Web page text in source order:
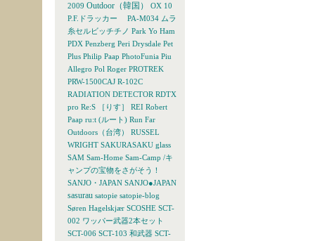
2009 Outdoor（韓国）
OX 10
P.F.ドラッカー
PA-M034 ムラ
糸セルビッチチノ Park Yo Ham
PDX Penzberg Peri Drysdale Pet
Plus Philip Paap PhotoFunia Piu
Allegro Pol Roger PROTREK
PRW-1500CAJ R-102C
RADIATION DETECTOR RDTX
pro Re:S ［りす］ REI Robert
Paap ru:t (ルート) Run Far
Outdoors（台湾）
RUSSEL
WRIGHT SAKURASAKU glass
SAM Sam-Home Sam-Camp /キ
ャンプの宝物をさがそう！
SANJO・JAPAN SANJO●JAPAN
sasurau satopie satopie-blog
Søren Hagelskjær SCOSHE SCT-
002 ワッパー武器2本セット
SCT-006 SCT-103 和武器 SCT-